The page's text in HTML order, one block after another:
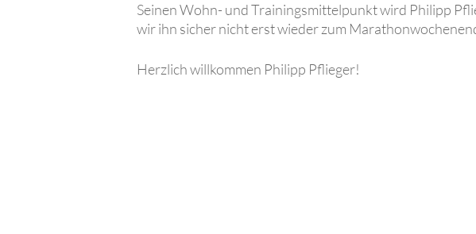
Seinen Wohn- und Trainingsmittelpunkt wird Philipp
wir ihn sicher nicht erst wieder zum
Herzlich willkommen Philipp Pflieger!